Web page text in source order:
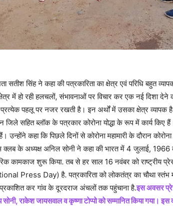
सतीश सिंह ने कहा की पत्रकारिता का क्षेत्र एवं परिधि बहुत
में हो रही हलचलों, संभावनाओं पर विचार कर एक नई दिशा देने
पहलू पर नजर रखती है। इन अर्थों में उसका क्षेत्र व्यापक
जिले सहित ब्लॉक के पत्रकार कोरोना योद्धा के रूप में कार्य किए
कहा कि पिछले दिनों से कोरोना महामारी के दौरान
क्लब के अध्यक्ष अनिल सोनी ने कहा की भारत में 4 जुलाई, 1966
कामकाज शुरू किया. तब से हर साल 16 नवंबर को राष्ट्रीय
Press Day) है. पत्रकारिता को लोकतंत्र का चौथा स्तंभ
प्रकाशित कर गांव के दूरदराज अंचलों तक पहुंचाना है.इस अवसर
सोनी, राकेश जायसवाल व कृष्णा टोप्पो को सम्मानित किया गया।